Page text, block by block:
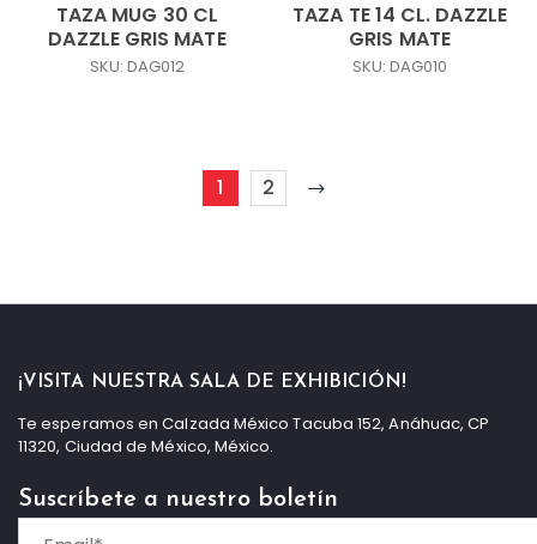
TAZA MUG 30 CL
DAZZLE GRIS MATE
SKU: DAG012
TAZA TE 14 CL. DAZZLE
GRIS MATE
SKU: DAG010
1 2
¡VISITA NUESTRA SALA DE EXHIBICIÓN!
Te esperamos en Calzada México Tacuba 152, Anáhuac, CP
11320, Ciudad de México, México.
Suscríbete a nuestro boletín